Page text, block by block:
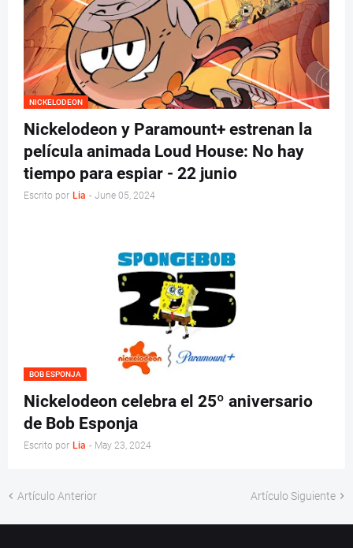
NICKELODEON
Nickelodeon y Paramount+ estrenan la
película animada Loud House: No hay
tiempo para espiar - 22 junio
Escrito por Lia - June 05, 2024
BOB ESPONJA
Nickelodeon celebra el 25º aniversario
de Bob Esponja
Escrito por Lia - May 23, 2024
Artículo Anterior Artículo Siguiente